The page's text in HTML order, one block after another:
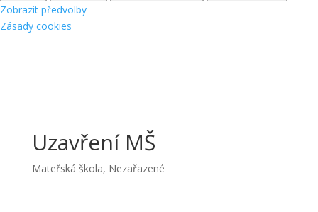
Zobrazit předvolby
Zásady cookies
Uzavření MŠ
Mateřská škola, Nezařazené